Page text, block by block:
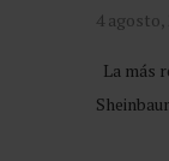
4 agosto,
La más